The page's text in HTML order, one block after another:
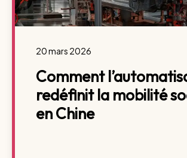
20 mars 2026
Comment
redéfinit la mobilité
en Chine